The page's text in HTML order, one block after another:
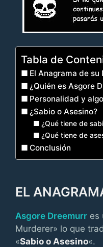
Tabla de
El Anagrama de su
¿Quién es Asgore
Personalidad y
¿Sabio o Asesino?
¿Qué tiene de
¿Qué tiene de
Conclusión
EL
Asgore Dreemurr es
Murderer» lo que
«Sabio o Asesino«.